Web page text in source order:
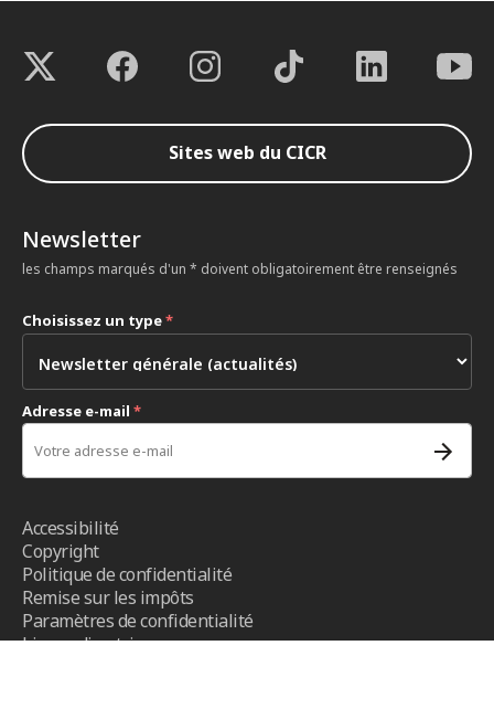
Sites web du CICR
Newsletter
les champs marqués d'un * doivent obligatoirement être renseignés
Choisissez un type*
Adresse e-mail *
Accessibilité
Copyright
Politique de confidentialité
Remise sur les impôts
Paramètres de confidentialité
Lignes directrices